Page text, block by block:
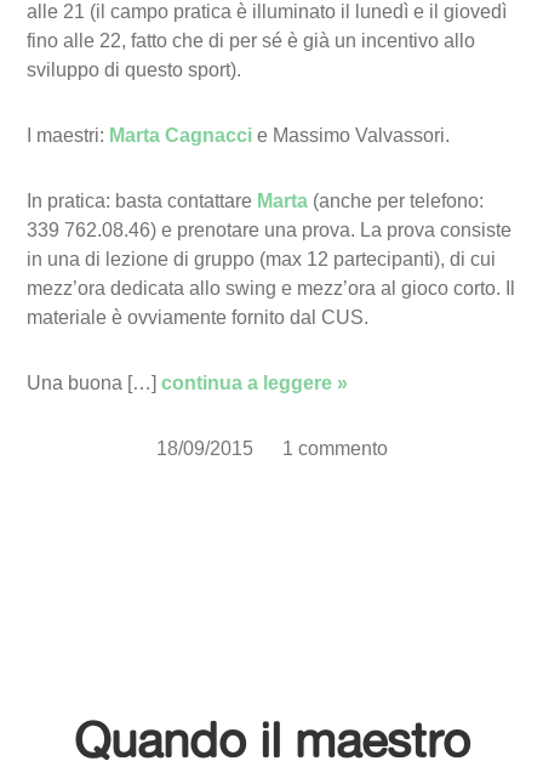
alle 21 (il campo pratica è illuminato il lunedì e il giovedì
fino alle 22, fatto che di per sé è già un incentivo allo
sviluppo di questo sport).
I maestri: Marta Cagnacci e Massimo Valvassori.
In pratica: basta contattare Marta (anche per telefono:
339 762.08.46) e prenotare una prova. La prova consiste
in una di lezione di gruppo (max 12 partecipanti), di cui
mezz’ora dedicata allo swing e mezz’ora al gioco corto. Il
materiale è ovviamente fornito dal CUS.
Una buona […]continua a leggere »
18/09/2015 1 commento
Quando il maestro